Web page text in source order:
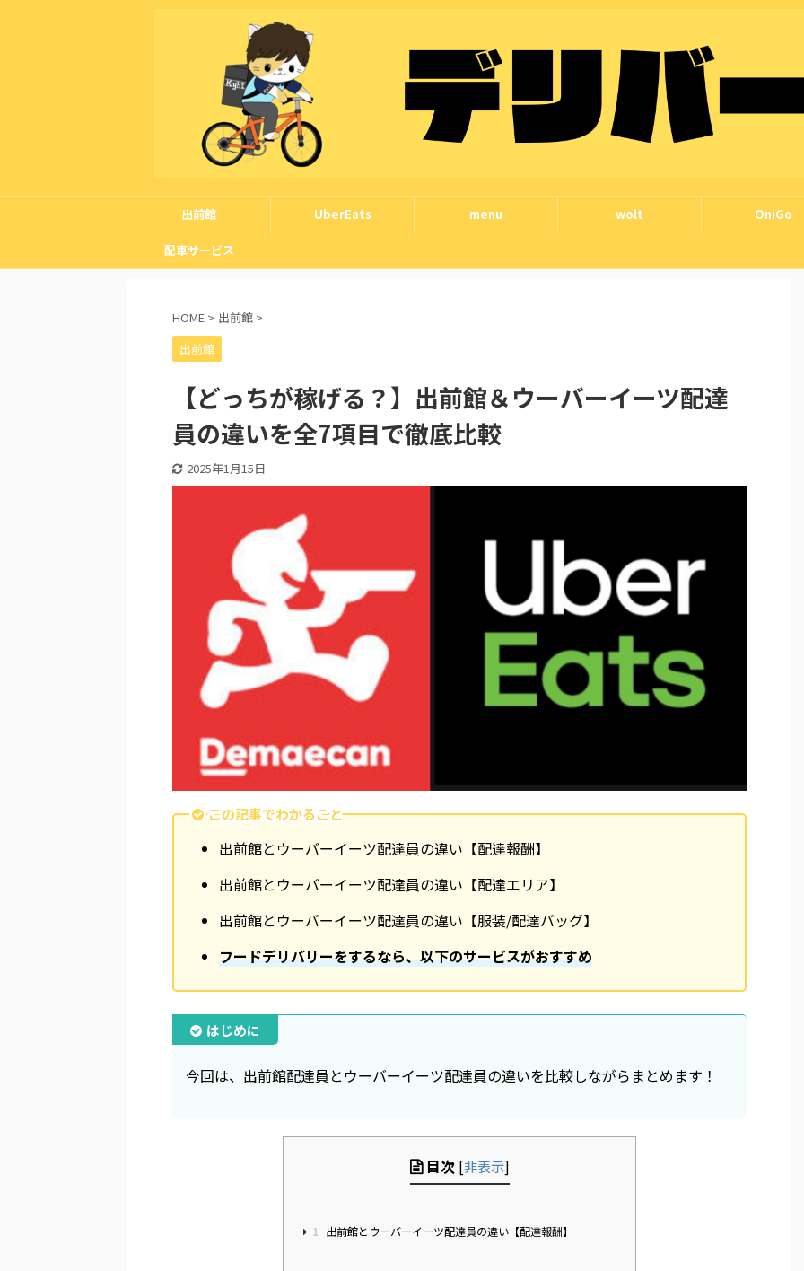
出前館 UberEats menu wolt OniGo
配車サービス
HOME > 出前館 >
出前館
【どっちが稼げる？】出前館＆ウーバーイーツ配達
員の違いを全7項目で徹底比較
2025年1月15日
この記事でわかること
出前館とウーバーイーツ配達員の違い【配達報酬】
出前館とウーバーイーツ配達員の違い【配達エリア】
出前館とウーバーイーツ配達員の違い【服装/配達バッグ】
フードデリバリーをするなら、以下のサービスがおすすめ
はじめに
今回は、出前館配達員とウーバーイーツ配達員の違いを比較しながらまとめます！
目次 [非表示]
1 出前館とウーバーイーツ配達員の違い【配達報酬】